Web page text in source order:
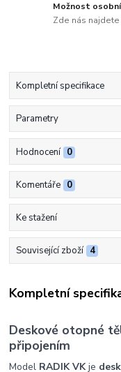
Možnost
Zde nás najdete
Kompletní specifikace
Parametry
Hodnocení 0
Komentáře 0
Ke stažení
Související zboží 4
Kompletní
Deskové otopné
připojením
Model RADIK VKje